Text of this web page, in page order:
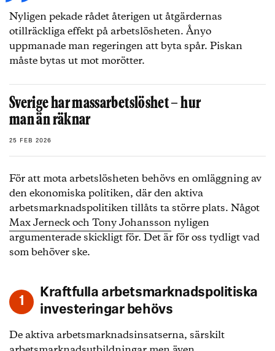
Nyligen pekade rådet återigen ut åtgärdernas
otillräckliga effekt på arbetslösheten. Ånyo
uppmanade man regeringen att byta spår. Piskan
måste bytas ut mot morötter.
Sverige har massarbetslöshet – hur
man än räknar
25 FEB 2026
För att mota arbetslösheten behövs en omläggning av
den ekonomiska politiken, där den aktiva
arbetsmarknadspolitiken tillåts ta större plats. Något
Max Jerneck och Tony Johanssonnyligen
argumenterade skickligt för. Det är för oss tydligt vad
som behöver ske.
Kraftfulla arbetsmarknadspolitiska
investeringar behövs
De aktiva arbetsmarknadsinsatserna, särskilt